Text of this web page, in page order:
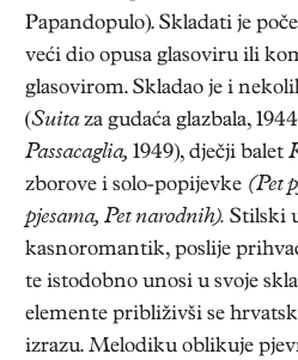
Papandopulo). Skladati je
veći dio opusa glasoviru ili
glasovirom. Skladao je i
(Suitaza gudaća glazbala,
Passacaglia, 1949), dječji balet
zborove i solo-popijevke (Pet
pjesama, Pet narodnih). Stilski
kasnoromantik, poslije
te istodobno unosi u svoje
elemente približivši se
izrazu. Melodiku oblikuje